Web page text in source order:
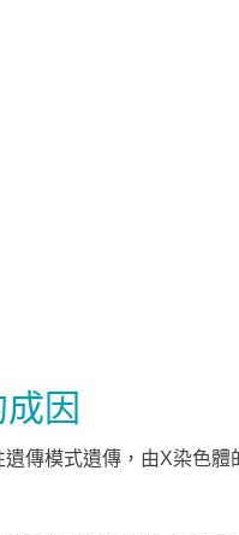
因
傳模式遺傳，由X染色